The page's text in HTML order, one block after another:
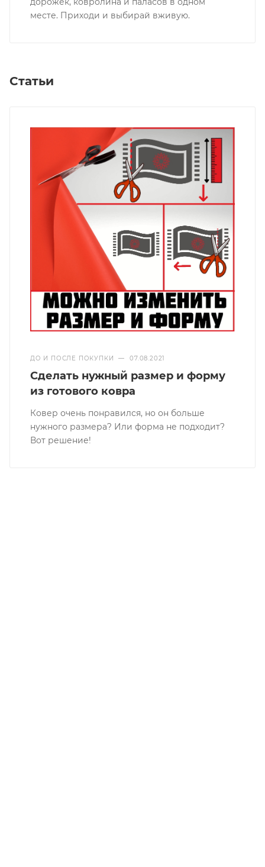
месте. Приходи и выбирай вживую.
Статьи
ДО И ПОСЛЕ ПОКУПКИ — 07.08.2021
Сделать нужный размер и форму
из готового ковра
Ковер очень понравился, но он больше
нужного размера? Или форма не подходит?
Вот решение!